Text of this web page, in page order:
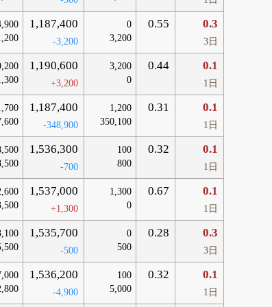
1,187,400
-3,200
0
3,200
0.55 0.3
3日
1,190,600
+3,200
3,200
0
0.44 0.1
1日
1,187,400
-348,900
1,200
350,100
0.31 0.1
1日
1,536,300
-700
100
800
0.32 0.1
1日
1,537,000
+1,300
1,300
0
0.67 0.1
1日
1,535,700
-500
0
500
0.28 0.3
3日
1,536,200
-4,900
100
5,000
0.32 0.1
1日